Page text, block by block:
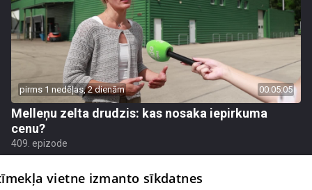
pirms 1 nedēļas, 2 dienām 00:05:05
Melleņu zelta drudzis: kas nosaka iepirkuma
cenu?
409. epizode
vietne izmanto sīkdatnes